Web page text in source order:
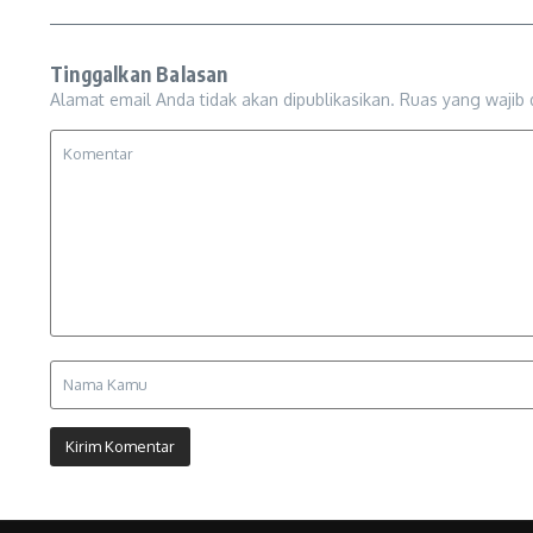
Tinggalkan Balasan
Alamat email Anda tidak akan dipublikasikan. Ruas yang wajib